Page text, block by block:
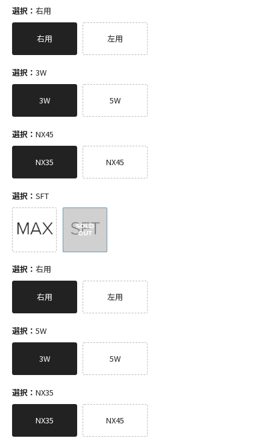
選択： 右用
右用 左用
選択： 3W
3W 5W
選択： NX45
NX35 NX45
選択： SFT
選択： 右用
右用 左用
選択： 5W
3W 5W
選択： NX35
NX35 NX45